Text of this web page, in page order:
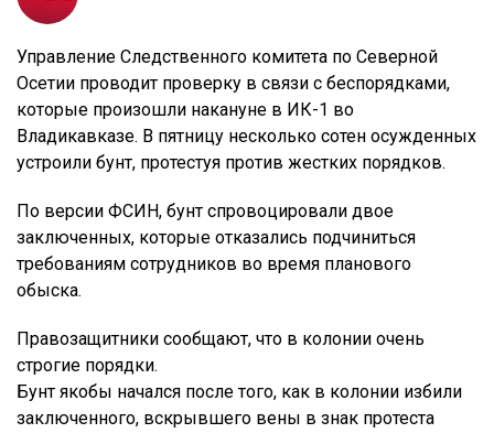
Управление Следственного комитета по Северной
Осетии проводит проверку в связи с беспорядками,
которые произошли накануне в ИК-1 во
Владикавказе. В пятницу несколько сотен осужденных
устроили бунт, протестуя против жестких порядков.
По версии ФСИН, бунт спровоцировали двое
заключенных, которые отказались подчиниться
требованиям сотрудников во время планового
обыска.
Правозащитники сообщают, что в колонии очень
строгие порядки.
Бунт якобы начался после того, как в колонии избили
заключенного, вскрывшего вены в знак протеста